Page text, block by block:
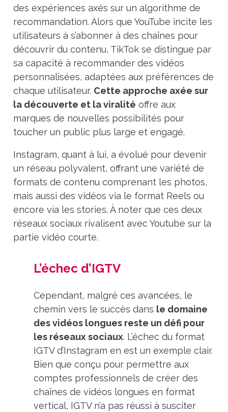
des expériences axés sur un algorithme de
recommandation. Alors que YouTube incite les
utilisateurs à s’abonner à des chaînes pour
découvrir du contenu, TikTok se distingue par
sa capacité à recommander des vidéos
personnalisées, adaptées aux préférences de
chaque utilisateur. Cette approche axée sur
la découverte et la viralité offre aux
marques de nouvelles possibilités pour
toucher un public plus large et engagé.
Instagram, quant à lui, a évolué pour devenir
un réseau polyvalent, offrant une variété de
formats de contenu comprenant les photos,
mais aussi des vidéos via le format Reels ou
encore via les stories. À noter que ces deux
réseaux sociaux rivalisent avec Youtube sur la
partie vidéo courte.
L’échec d’IGTV
Cependant, malgré ces avancées, le
chemin vers le succès dans le domaine
des vidéos longues reste un défi pour
les réseaux sociaux. L’échec du format
IGTV d’Instagram en est un exemple clair.
Bien que conçu pour permettre aux
comptes professionnels de créer des
chaînes de vidéos longues en format
vertical, IGTV n’a pas réussi à susciter